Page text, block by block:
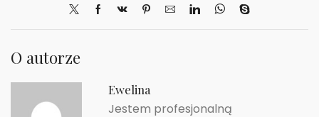
O autorze
Ewelina
Jestem profesjonalną